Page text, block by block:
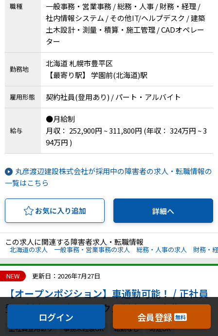
職種
一般事務・営業事務 / 総務・人事 / 財務・経理 /
社内情報システム / その他IT/ヘルプデスク / 建築
土木設計・測量・積算・施工管理 / CADオペレー
ター
勤務地
北海道 札幌市豊平区
【最寄り駅】 学園前(北海道)駅
雇用形態 契約社員(登用あり) / パート・アルバイト
給与
●月給制
月収： 252,900円 ~ 311,800円 (年収： 324万円 ~ 3
94万円 )
丸彦渡辺建設株式会社が採用中の障害者の求人・転職情報の
一覧はこちら
お気に入り追加 詳細へ
この求人に関連する障害者求人・転職情報
北海道の求人 一般事務・営業事務の求人 総務・人事の求人 財務・
NEW 更新日：2026年7月27日
【オープンポジション】車通勤可能！ / 正社員
登用制度有り / フレックス制度有り / 世界トッ
プクラスの半導体材料メーカー！
正社員登用あり 事務未経験OK 転勤なし 時短OK
ログイン 会員登録 無料